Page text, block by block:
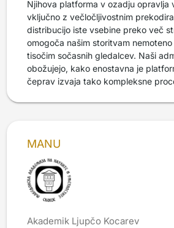
Njihova platforma v ozadju opravlja
vključno z večločljivostnim
distribucijo iste vsebine preko več
omogoča našim storitvam
tisočim sočasnih gledalcev. Naši
obožujejo, kako enostavna je
čeprav izvaja tako kompleksne
MANU
Akademik Ljupčo Kocarev